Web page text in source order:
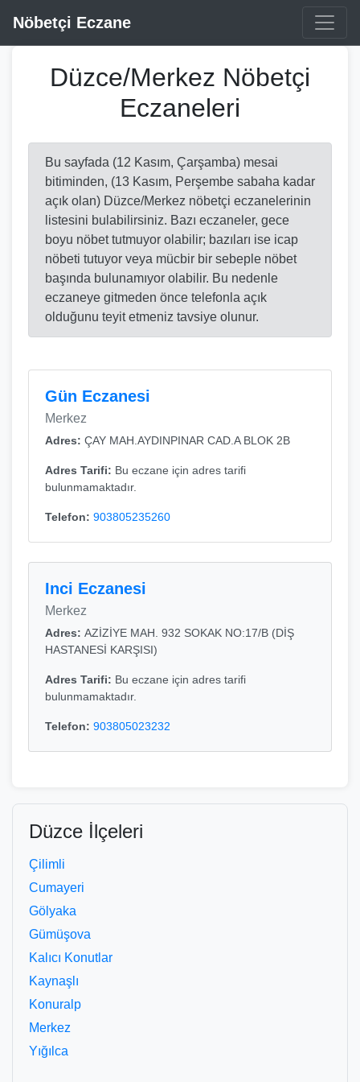
Nöbetçi Eczane
Düzce/Merkez Nöbetçi
Eczaneleri
Bu sayfada (12 Kasım, Çarşamba) mesai
bitiminden, (13 Kasım, Perşembe sabaha kadar
açık olan) Düzce/Merkez nöbetçi eczanelerinin
listesini bulabilirsiniz. Bazı eczaneler, gece
boyu nöbet tutmuyor olabilir; bazıları ise icap
nöbeti tutuyor veya mücbir bir sebeple nöbet
başında bulunamıyor olabilir. Bu nedenle
eczaneye gitmeden önce telefonla açık
olduğunu teyit etmeniz tavsiye olunur.
Gün Eczanesi
Merkez
Adres: ÇAY MAH.AYDINPINAR CAD.A BLOK 2B
Adres Tarifi: Bu eczane için adres tarifi
bulunmamaktadır.
Telefon: 903805235260
Inci Eczanesi
Merkez
Adres: AZİZİYE MAH. 932 SOKAK NO:17/B (DİŞ
HASTANESİ KARŞISI)
Adres Tarifi: Bu eczane için adres tarifi
bulunmamaktadır.
Telefon: 903805023232
Düzce İlçeleri
Çilimli
Cumayeri
Gölyaka
Gümüşova
Kalıcı Konutlar
Kaynaşlı
Konuralp
Merkez
Yığılca